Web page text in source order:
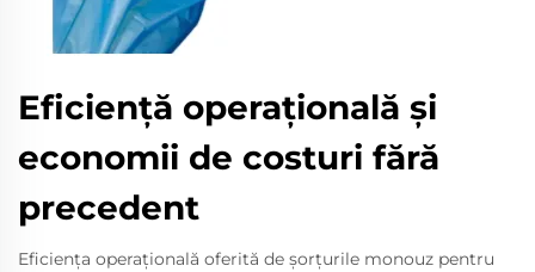
Eficiență operațională și
economii de costuri fără
precedent
Eficiența operațională oferită de șorțurile monouz pentru